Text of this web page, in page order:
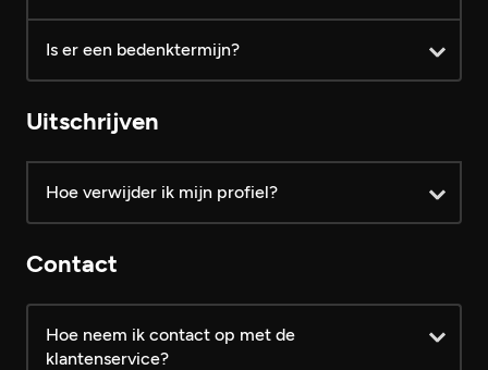
Is er een bedenktermijn?
Uitschrijven
Hoe verwijder ik mijn profiel?
Contact
Hoe neem ik contact op met de
klantenservice?